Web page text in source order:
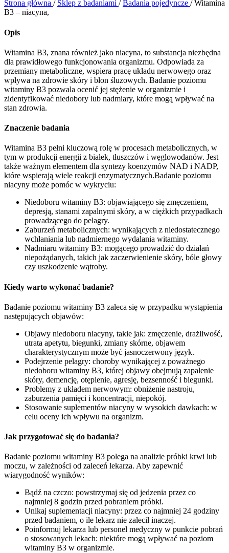
Strona główna / Sklep z badaniami / Badania pojedyncze / Witamina
B3 – niacyna,
Opis
Witamina B3, znana również jako niacyna, to substancja niezbędna
dla prawidłowego funkcjonowania organizmu. Odpowiada za
przemiany metaboliczne, wspiera pracę układu nerwowego oraz
wpływa na zdrowie skóry i błon śluzowych. Badanie poziomu
witaminy B3 pozwala ocenić jej stężenie w organizmie i
zidentyfikować niedobory lub nadmiary, które mogą wpływać na
stan zdrowia.
Znaczenie badania
Witamina B3 pełni kluczową rolę w procesach metabolicznych, w
tym w produkcji energii z białek, tłuszczów i węglowodanów. Jest
także ważnym elementem dla syntezy koenzymów NAD i NADP,
które wspierają wiele reakcji enzymatycznych.Badanie poziomu
niacyny może pomóc w wykryciu:
Niedoboru witaminy B3: objawiającego się zmęczeniem,
depresją, stanami zapalnymi skóry, a w ciężkich przypadkach
prowadzącego do pelagry.
Zaburzeń metabolicznych: wynikających z niedostatecznego
wchłaniania lub nadmiernego wydalania witaminy.
Nadmiaru witaminy B3: mogącego prowadzić do działań
niepożądanych, takich jak zaczerwienienie skóry, bóle głowy
czy uszkodzenie wątroby.
Kiedy warto wykonać badanie?
Badanie poziomu witaminy B3 zaleca się w przypadku wystąpienia
następujących objawów:
Objawy niedoboru niacyny, takie jak: zmęczenie, drażliwość,
utrata apetytu, biegunki, zmiany skórne, objawem
charakterystycznym może być jasnoczerwony język.
Podejrzenie pelagry: choroby wynikającej z poważnego
niedoboru witaminy B3, której objawy obejmują zapalenie
skóry, demencję, otępienie, agresję, bezsenność i biegunki.
Problemy z układem nerwowym: obniżenie nastroju,
zaburzenia pamięci i koncentracji, niepokój.
Stosowanie suplementów niacyny w wysokich dawkach: w
celu oceny ich wpływu na organizm.
Jak przygotować się do badania?
Badanie poziomu witaminy B3 polega na analizie próbki krwi lub
moczu, w zależności od zaleceń lekarza. Aby zapewnić
wiarygodność wyników:
Bądź na czczo: powstrzymaj się od jedzenia przez co
najmniej 8 godzin przed pobraniem próbki.
Unikaj suplementacji niacyny: przez co najmniej 24 godziny
przed badaniem, o ile lekarz nie zalecił inaczej.
Poinformuj lekarza lub personel medyczny w punkcie pobrań
o stosowanych lekach: niektóre mogą wpływać na poziom
witaminy B3 w organizmie.